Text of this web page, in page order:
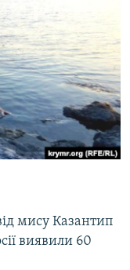
мису Казантип
виявили 60